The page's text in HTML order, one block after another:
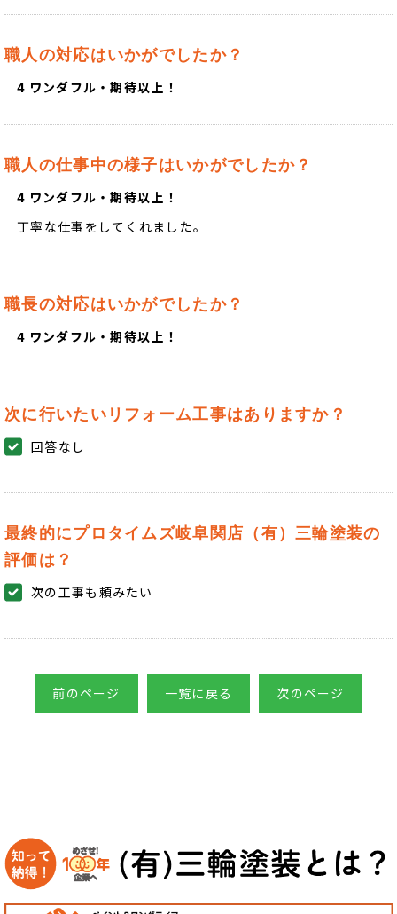
職人の対応はいかがでしたか？
4 ワンダフル・期待以上！
職人の仕事中の様子はいかがでしたか？
4 ワンダフル・期待以上！
丁寧な仕事をしてくれました。
職長の対応はいかがでしたか？
4 ワンダフル・期待以上！
次に行いたいリフォーム工事はありますか？
回答なし
最終的にプロタイムズ岐阜関店（有）三輪塗装の
評価は？
次の工事も頼みたい
前のページ 一覧に戻る 次のページ